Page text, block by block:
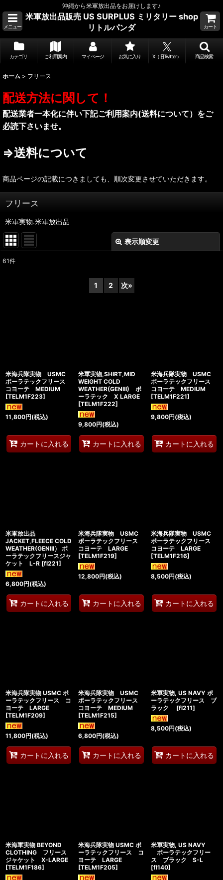
沖縄から米軍放出品をお届けします♪
メニュー
米軍放出品販売 US SURPLUS ミリタリー shop
リトルパンダ
カート
カテゴリ ご利用案内 マイページ お気に入り X（旧Twitter） 商品検索
ホーム > フリース
配送方法に関して！
配送業者一本化に伴い下記ご利用案内(送料について）をご
必読下さいませ。
⇒送料について
商品ページの記載につきましても、順次変更させていただきます。
フリース
米軍実物.米軍放出品
表示順変更
61件
1 2 次»
米海兵隊実物 USMC
ポーラテックフリース
コヨーテ MEDIUM
[TELM1F223]
11,800円(税込)
カートに入れる
米軍実物,SHIRT,MID
WEIGHT COLD
WEATHER(GENIII) ポ
ーラテック X LARGE
[TELM1F222]
9,800円(税込)
カートに入れる
米海兵隊実物 USMC
ポーラテックフリース
コヨーテ MEDIUM
[TELM1F221]
9,800円(税込)
カートに入れる
米軍放出品
JACKET,FLEECE COLD
WEATHER(GENIII） ポ
ーラテックフリースジャ
ケット L-R [fl221]
6,800円(税込)
カートに入れる
米海兵隊実物 USMC
ポーラテックフリース
コヨーテ LARGE
[TELM1F219]
12,800円(税込)
カートに入れる
米海兵隊実物 USMC
ポーラテックフリース
コヨーテ LARGE
[TELM1F216]
8,500円(税込)
カートに入れる
米海兵隊実物 USMC ポ
ーラテックフリース コ
ヨーテ LARGE
[TELM1F209]
11,800円(税込)
カートに入れる
米海兵隊実物 USMC
ポーラテックフリース
コヨーテ MEDIUM
[TELM1F215]
6,800円(税込)
カートに入れる
米軍実物, US NAVY ポ
ーラテックフリース ブ
ラック
[fl211]
8,500円(税込)
カートに入れる
米海軍実物 BEYOND
CLOTHING フリース
ジャケット X-LARGE
[TELM1F186]
米海兵隊実物 USMC ポ
ーラテックフリース コ
ヨーテ LARGE
[TELM1F205]
米軍実物, US NAVY
ポーラテックフリー
ス ブラック S-L
[fl140]